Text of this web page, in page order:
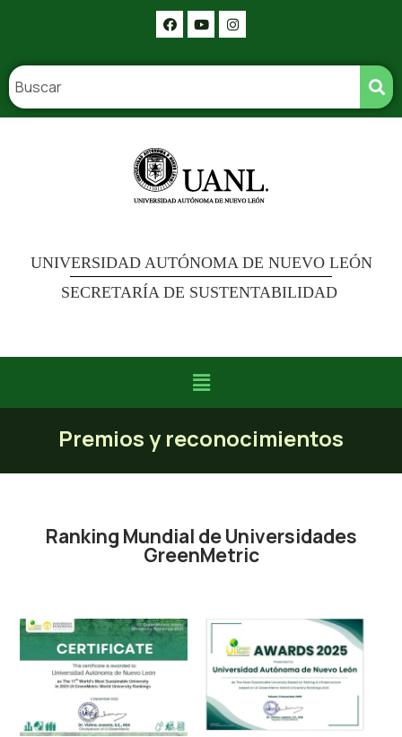
UNIVERSIDAD AUTÓNOMA DE NUEVO LEÓN
SECRETARÍA DE SUSTENTABILIDAD
Premios y reconocimientos
Premios y reconocimientos
Ranking Mundial de Universidades
GreenMetric